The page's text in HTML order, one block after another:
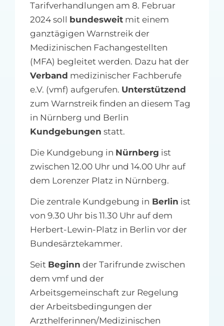
Tarifverhandlungen am 8. Februar
2024 soll bundesweitmit einem
ganztägigen Warnstreik der
Medizinischen Fachangestellten
(MFA) begleitet werden. Dazu hat der
Verband medizinischer Fachberufe
e.V. (vmf) aufgerufen. Unterstützend
zum Warnstreik finden an diesem Tag
in Nürnberg und Berlin
Kundgebungen statt.
Die Kundgebung in Nürnberg ist
zwischen 12.00 Uhr und 14.00 Uhr auf
dem Lorenzer Platz in Nürnberg.
Die zentrale Kundgebung in Berlin ist
von 9.30 Uhr bis 11.30 Uhr auf dem
Herbert-Lewin-Platz in Berlin vor der
Bundesärztekammer.
Seit Beginn der Tarifrunde zwischen
dem vmf und der
Arbeitsgemeinschaft zur Regelung
der Arbeitsbedingungen der
Arzthelferinnen/Medizinischen